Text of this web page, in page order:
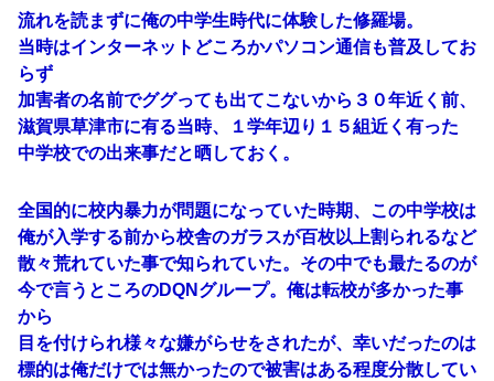
流れを読まずに俺の中学生時代に体験した修羅場。
当時はインターネットどころかパソコン通信も普及してお
らず
加害者の名前でググっても出てこないから３０年近く前、
滋賀県草津市に有る当時、１学年辺り１５組近く有った
中学校での出来事だと晒しておく。
全国的に校内暴力が問題になっていた時期、この中学校は
俺が入学する前から校舎のガラスが百枚以上割られるなど
散々荒れていた事で知られていた。その中でも最たるのが
今で言うところのDQNグループ。俺は転校が多かった事
から
目を付けられ様々な嫌がらせをされたが、幸いだったのは
標的は俺だけでは無かったので被害はある程度分散してい